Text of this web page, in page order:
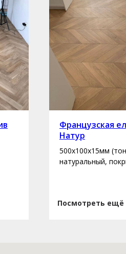
Французская
Натур
500х100х15мм (тон
натуральный,
Посмотреть ещё